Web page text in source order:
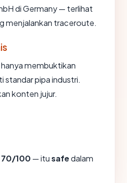
di Germany — terlihat
menjalankan traceroute.
membuktikan
standar pipa industri.
konten jujur.
70/100 — itusafedalam